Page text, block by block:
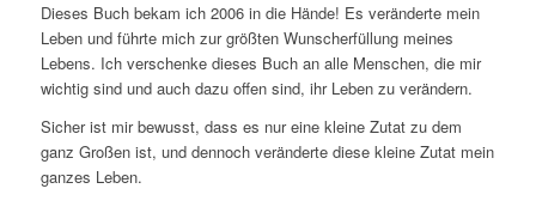
Dieses Buch bekam ich 2006 in die Hände! Es veränderte mein
Leben und führte mich zur größten Wunscherfüllung meines
Lebens. Ich verschenke dieses Buch an alle Menschen, die mir
wichtig sind und auch dazu offen sind, ihr Leben zu verändern.
Sicher ist mir bewusst, dass es nur eine kleine Zutat zu dem
ganz Großen ist, und dennoch veränderte diese kleine Zutat mein
ganzes Leben.